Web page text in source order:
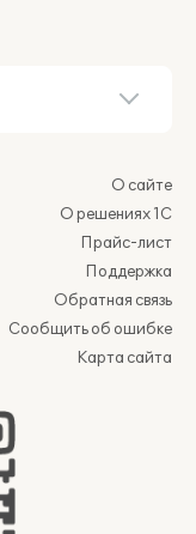
О сайте
О решениях 1С
Прайс-лист
Поддержка
Обратная связь
Сообщить об ошибке
Карта сайта